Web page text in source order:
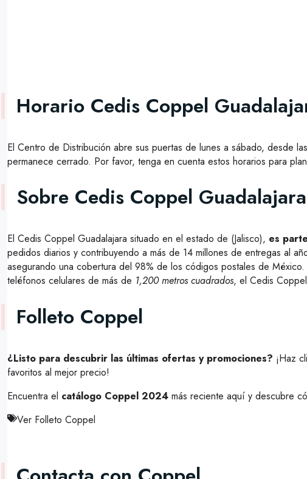
Horario Cedis Coppel
El Centro de Distribución abre sus puertas de lunes a sábado, desde
permanece cerrado. Por favor, tenga en cuenta estos horarios para
Sobre Cedis Coppel Guadalajara
El Cedis Coppel Guadalajara situado en el estado de (Jalisco), es
pedidos diarios y contribuyendo a más de 14 millones de entregas al
asegurando una cobertura del 98% de los códigos postales de
teléfonos celulares de más de 1,200 metros cuadrados, el Cedis
Folleto Coppel
¿Listo para descubrir las últimas ofertas y promociones? ¡Haz
favoritos al mejor precio!
Encuentra el catálogo Coppel 2024 más reciente aquí y descubre
Ver Folleto Coppel